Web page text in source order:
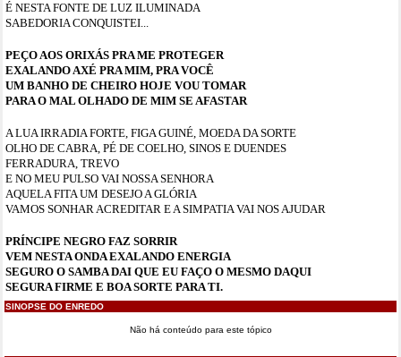
É NESTA FONTE DE LUZ ILUMINADA
SABEDORIA CONQUISTEI...
PEÇO AOS ORIXÁS PRA ME PROTEGER
EXALANDO AXÉ PRA MIM, PRA VOCÊ
UM BANHO DE CHEIRO HOJE VOU TOMAR
PARA O MAL OLHADO DE MIM SE AFASTAR
A LUA IRRADIA FORTE, FIGA GUINÉ, MOEDA DA SORTE
OLHO DE CABRA, PÉ DE COELHO, SINOS E DUENDES
FERRADURA, TREVO
E NO MEU PULSO VAI NOSSA SENHORA
AQUELA FITA UM DESEJO A GLÓRIA
VAMOS SONHAR ACREDITAR E A SIMPATIA VAI NOS AJUDAR
PRÍNCIPE NEGRO FAZ SORRIR
VEM NESTA ONDA EXALANDO ENERGIA
SEGURO O SAMBA DAI QUE EU FAÇO O MESMO DAQUI
SEGURA FIRME E BOA SORTE PARA TI.
SINOPSE DO ENREDO
Não há conteúdo para este tópico